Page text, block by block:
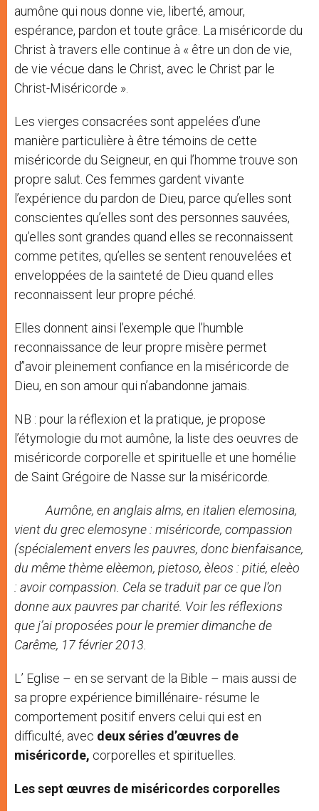
aumône qui nous donne vie, liberté, amour,
espérance, pardon et toute grâce. La miséricorde du
Christ à travers elle continue à « être un don de vie,
de vie vécue dans le Christ, avec le Christ par le
Christ-Miséricorde ».
Les vierges consacrées sont appelées d’une
manière particulière à être témoins de cette
miséricorde du Seigneur, en qui l’homme trouve son
propre salut. Ces femmes gardent vivante
l’expérience du pardon de Dieu, parce qu’elles sont
conscientes qu’elles sont des personnes sauvées,
qu’elles sont grandes quand elles se reconnaissent
comme petites, qu’elles se sentent renouvelées et
enveloppées de la sainteté de Dieu quand elles
reconnaissent leur propre péché.
Elles donnent ainsi l’exemple que l’humble
reconnaissance de leur propre misère permet
d’’avoir pleinement confiance en la miséricorde de
Dieu, en son amour qui n’abandonne jamais.
NB : pour la réflexion et la pratique, je propose
l’étymologie du mot aumône, la liste des oeuvres de
miséricorde corporelle et spirituelle et une homélie
de Saint Grégoire de Nasse sur la miséricorde.
Aumône, en anglais alms, en italien elemosina,
vient du grec elemosyne : miséricorde, compassion
(spécialement envers les pauvres, donc bienfaisance,
du même thème elèemon, pietoso, èleos : pitié, eleèo
: avoir compassion. Cela se traduit par ce que l’on
donne aux pauvres par charité. Voir les réflexions
que j’ai proposées pour le premier dimanche de
Carême, 17 février 2013.
L’ Eglise – en se servant de la Bible – mais aussi de
sa propre expérience bimillénaire- résume le
comportement positif envers celui qui est en
difficulté, avec deux séries d’œuvres de
miséricorde, corporelles et spirituelles.
Les sept œuvres de miséricordes corporelles